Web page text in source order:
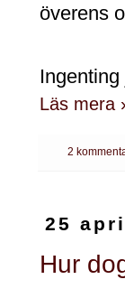
överens
Läs mera
2
25
Hur